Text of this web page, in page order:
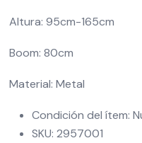
Altura: 95cm-165cm
Boom: 80cm
Material: Metal
Condición del ítem:
SKU: 2957001